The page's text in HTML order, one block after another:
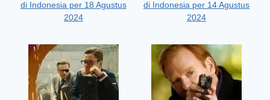
di Indonesia per 18 Agustus
2024
di Indonesia per 14 Agustus
2024